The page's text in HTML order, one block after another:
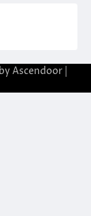
Ascendoor